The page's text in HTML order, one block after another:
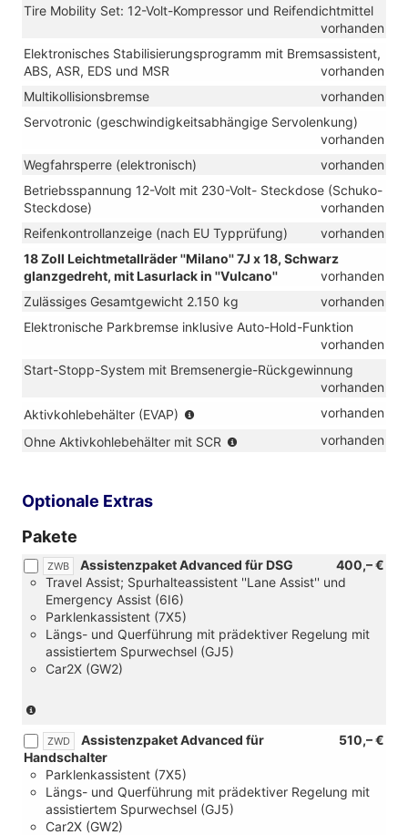
Tire Mobility Set: 12-Volt-Kompressor und Reifendichtmittel
vorhanden
Elektronisches Stabilisierungsprogramm mit Bremsassistent,
ABS, ASR, EDS und MSR
vorhanden
Multikollisionsbremse
vorhanden
Servotronic (geschwindigkeitsabhängige Servolenkung)
vorhanden
Wegfahrsperre (elektronisch)
vorhanden
Betriebsspannung 12-Volt mit 230-Volt- Steckdose (Schuko-
Steckdose)
vorhanden
Reifenkontrollanzeige (nach EU Typprüfung)
vorhanden
18 Zoll Leichtmetallräder ''Milano'' 7J x 18, Schwarz
glanzgedreht, mit Lasurlack in ''Vulcano''
vorhanden
Zulässiges Gesamtgewicht 2.150 kg
vorhanden
Elektronische Parkbremse inklusive Auto-Hold-Funktion
vorhanden
Start-Stopp-System mit Bremsenergie-Rückgewinnung
vorhanden
Aktivkohlebehälter (EVAP)
Verbindung
vorhanden
Ohne Aktivkohlebehälter mit SCR
vorhanden
Optionale Extras
Pakete
ZWB 400,– €
Assistenzpaket Advanced für DSG
Travel Assist; Spurhalteassistent ''Lane Assist'' und
Emergency Assist (6I6)
Parklenkassistent (7X5)
Längs- und Querführung mit prädektiver Regelung mit
assistiertem Spurwechsel (GJ5)
Car2X (GW2)
Verbindung
mit
DSG)
ZWD 510,– €
Assistenzpaket Advanced für
Handschalter
Parklenkassistent (7X5)
Längs- und Querführung mit prädektiver Regelung mit
assistiertem Spurwechsel (GJ5)
Car2X (GW2)